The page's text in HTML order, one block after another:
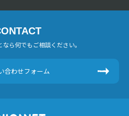
ら何でもご相談ください。
合わせフォーム